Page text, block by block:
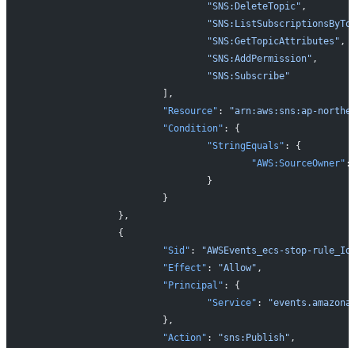
				"SNS:DeleteTopic"
,
				"SNS:GetTopicAttributes"
,
				"SNS:AddPermission"
,
				"SNS:Subscribe"
			],
			"Resource"
:
"arn:aws:sns:ap-
			"Condition"
: {
				"StringEquals"
: {
					"AWS:SourceOwner"
				}
			}
		},
		{
			"Sid"
:
"AWSEvents_ecs-stop-
			"Effect"
: "Allow" ,
			"Principal"
: {
				"Service"
:
			},
			"Action"
: "sns:Publish" ,